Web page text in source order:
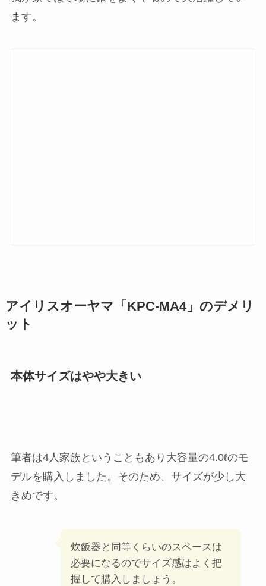
ます。
アイリスオーヤマ「KPC-MA4」のデメリ
ット
本体サイズはやや大きい
筆者は4人家族ということもあり大容量の4.0ℓのモ
デルを購入しました。そのため、サイズが少し大
きめです。
炊飯器と同等くらいのスペースは
必要になるのでサイズ感はよく把
握して購入しましょう。